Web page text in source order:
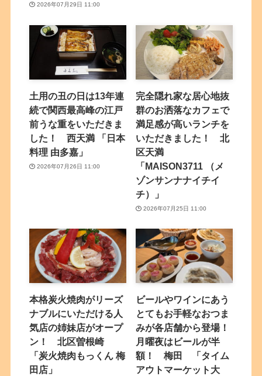
2026年07月29日 11:00
土用の丑の日は13年連
続で関西最高峰の江戸
前うな重をいただきま
した！ 西天満 「日本
料理 由多嘉」
2026年07月26日 11:00
完全隠れ家な居心地抜
群のお洒落なカフェで
満足感が高いランチを
いただきました！ 北
区天満
「MAISON3711 （メ
ゾンサンナナイチイ
チ）」
2026年07月25日 11:00
本格炭火焼肉がリーズ
ナブルにいただける人
気店の姉妹店がオープ
ン！ 北区曽根崎
「炭火焼肉もっくん 梅
田店」
ビールやワインにあう
とてもお手軽なおつま
みが各店舗から登場！
月曜夜はビールが半
額！ 梅田 「タイム
アウトマーケット大